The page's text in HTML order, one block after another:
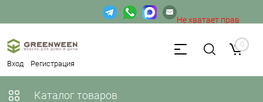
Вход Регистрация
Не хватает прав
доступа к веб-форме. 0
Каталог товаров